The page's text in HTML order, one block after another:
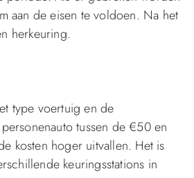
aan de eisen te voldoen. Na het
herkeuring.
type voertuig en de
tussen de €50 en
kosten hoger uitvallen. Het is
keuringsstations in